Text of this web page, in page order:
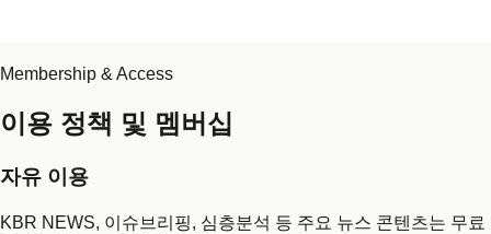
Membership & Access
이용 정책 및 멤버십
자유 이용
KBR NEWS, 이슈브리핑, 심층분석 등 주요 뉴스 콘텐츠는 무료